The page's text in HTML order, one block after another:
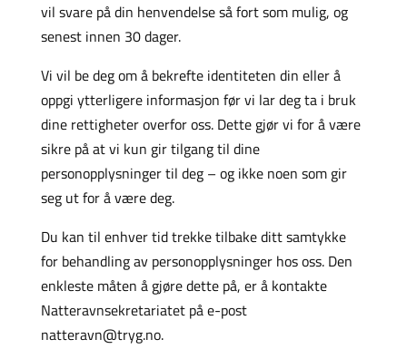
vil svare på din henvendelse så fort som mulig, og
senest innen 30 dager.
Vi vil be deg om å bekrefte identiteten din eller å
oppgi ytterligere informasjon før vi lar deg ta i bruk
dine rettigheter overfor oss. Dette gjør vi for å være
sikre på at vi kun gir tilgang til dine
personopplysninger til deg – og ikke noen som gir
seg ut for å være deg.
Du kan til enhver tid trekke tilbake ditt samtykke
for behandling av personopplysninger hos oss. Den
enkleste måten å gjøre dette på, er å kontakte
Natteravnsekretariatet på e-post
natteravn@tryg.no.